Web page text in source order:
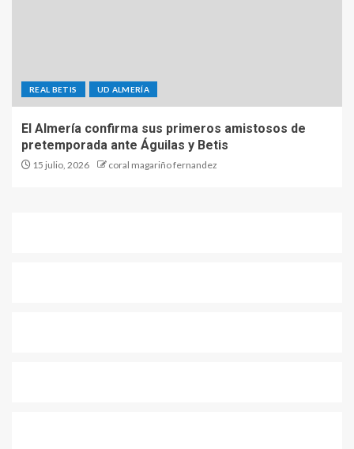
REAL BETIS UD ALMERÍA
El Almería confirma sus primeros amistosos de
pretemporada ante Águilas y Betis
15 julio, 2026 coral magariño fernandez